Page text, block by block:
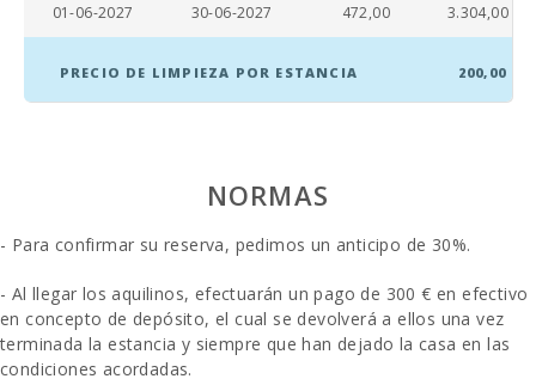
01-06-2027 30-06-2027 472,00 3.304,00
PRECIO DE LIMPIEZA POR ESTANCIA 200,00
NORMAS
- Para confirmar su reserva, pedimos un anticipo de 30%.
- Al llegar los aquilinos, efectuarán un pago de 300 € en efectivo
en concepto de depósito, el cual se devolverá a ellos una vez
terminada la estancia y siempre que han dejado la casa en las
condiciones acordadas.